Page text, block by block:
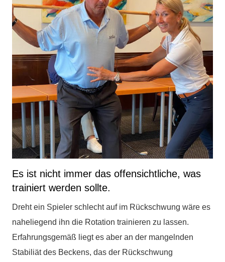
Es ist nicht immer das offensichtliche, was
trainiert werden sollte.
Dreht ein Spieler schlecht auf im Rückschwung wäre es
naheliegend ihn die Rotation trainieren zu lassen.
Erfahrungsgemäß liegt es aber an der mangelnden
Stabiliät des Beckens, das der Rückschwung